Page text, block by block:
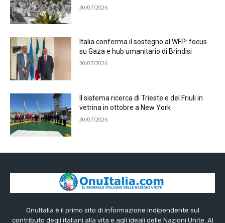
30/07/2026
Italia conferma il sostegno al WFP: focus
su Gaza e hub umanitario di Brindisi
30/07/2026
Il sistema ricerca di Trieste e del Friuli in
vetrina in ottobre a New York
30/07/2026
OnuItalia è il primo sito di informazione indipendente sul
contributo degli italiani alla vita e agli ideali delle Nazioni Unite. Al